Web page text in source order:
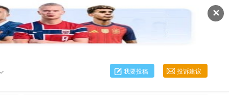
✕
我要投稿 投诉建议